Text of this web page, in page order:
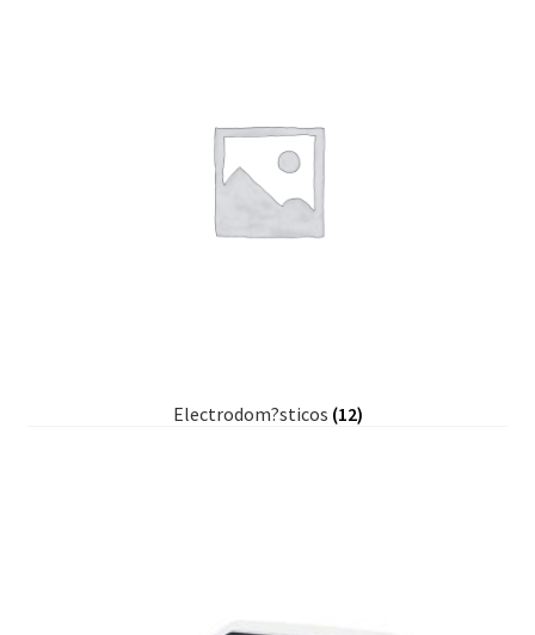
Electrodom?sticos (12)